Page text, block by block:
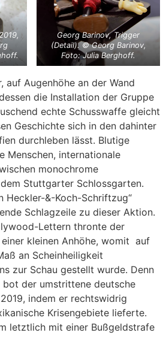
Georg Barinov, Trigger
(Detail). © Georg Barinov,
Foto: Julia Berghoff.
auf Augenhöhe an der Wand
die Installation der Gruppe
echte Schusswaffe gleicht
Geschichte sich in den dahinter
durchleben lässt. Blutige
Menschen, internationale
monochrome
Stuttgarter Schlossgarten.
Heckler-&-Koch-Schriftzug“
Schlagzeile zu dieser Aktion.
Lettern thronte der
kleinen Anhöhe, womit auf
an Scheinheiligkeit
zur Schau gestellt wurde. Denn
bot der umstrittene deutsche
indem er rechtswidrig
Krisengebiete lieferte.
letztlich mit einer Bußgeldstrafe